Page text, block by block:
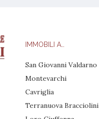
IMMOBILI A…
San Giovanni Valdarno
Montevarchi
Cavriglia
Terranuova Bracciolini